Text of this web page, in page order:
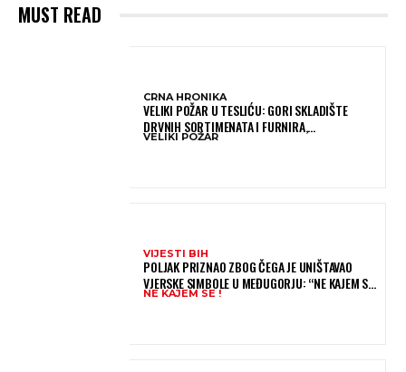
MUST READ
CRNA HRONIKA
VELIKI POŽAR U TESLIĆU: GORI SKLADIŠTE
DRVNIH SORTIMENATA I FURNIRA,
VATROGASCIMA STIŽE POMOĆ IZ VIŠE GRADOVA
VELIKI POŽAR
VIJESTI BIH
POLJAK PRIZNAO ZBOG ČEGA JE UNIŠTAVAO
VJERSKE SIMBOLE U MEĐUGORJU: “NE KAJEM SE I
PONOVIO BIH SVE”
NE KAJEM SE !